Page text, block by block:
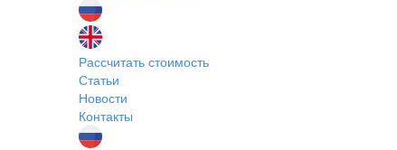
Рассчитать стоимость
Статьи
Новости
Контакты